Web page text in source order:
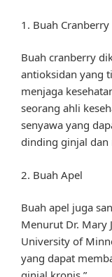
1. Buah Cranberry
Buah cranberry
antioksidan yang
menjaga
seorang ahli
senyawa yang
dinding ginjal dan
2. Buah Apel
Buah apel juga
Menurut Dr. Mary
University of
yang dapat